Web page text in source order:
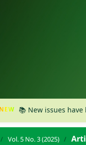
📚 New issues have
/ Vol. 5 No. 3 (2025) /